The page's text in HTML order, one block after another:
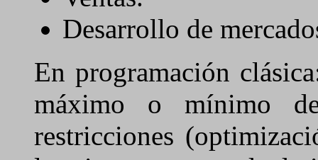
Desarrollo de
En programación
máximo o mínimo
restricciones